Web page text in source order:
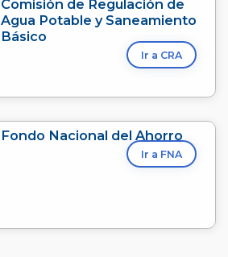
Comisión de Regulación de
Agua Potable y Saneamiento
Básico
Ir a CRA
Fondo Nacional del Ahorro
Ir a FNA